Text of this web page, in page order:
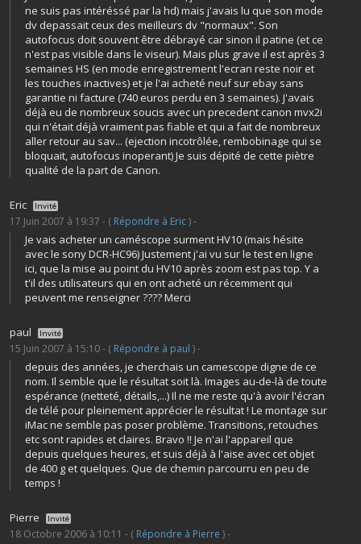
ne suis pas intéréssé par la hd) mais j'avais lu que son mode
dv depassait ceux des meilleurs dv "normaux". Son
autofocus doit souvent être débrayé car sinon il patine (et ce
n'est pas visible dans le viseur). Mais plus grave il est après 3
semaines HS (en mode enregistrement l'ecran reste noir et
les touches inactives) et je l'ai acheté neuf sur ebay sans
garantie ni facture (740 euros perdu en 3 semaines). J'avais
déjà eu de nombreux soucis avec un precedent canon mvx2i
qui n'était déjà vraiment pas fiable et qui a fait de nombreux
aller retour au sav... (ejection incotrôlée, rembobinage qui se
bloquait, autofocus inoperant) Je suis dépité de cette piètre
qualité de la part de Canon.
Eric Invité
17 Juin 2007 à 19:37 - ( Répondre à Eric) -
Je vais acheter un caméscope surment HV10 (mais hésite
avec le sony DCR-HC96) Justement j'ai vu sur le test en ligne
ici, que la mise au point du HV10 après zoom est pas top. Y a
t'il des utilisateurs qui en ont acheté un récemment qui
peuvent me renseigner ???? Merci
paul Invité
15 Juin 2007 à 15:10 - ( Répondre à paul ) -
depuis des années, je cherchais un camescope digne de ce
nom. Il semble que le résultat soit là. Images au-de-là de toute
espérance (netteté, détails,...) Il ne me reste qu'à avoir l'écran
de télé pour pleinement apprécier le résultat ! Le montage sur
iMac ne semble pas poser problème. Transitions, retouches
etc sont rapides et claires. Bravo !! Je n'ai l'appareil que
depuis quelques heures, et suis déjà à l'aise avec cet objet
de 400 g et quelques. Que de chemin parcourru en peu de
temps !
Pierre Invité
18 Octobre 2006 à 10:11 - ( Répondre à Pierre ) -